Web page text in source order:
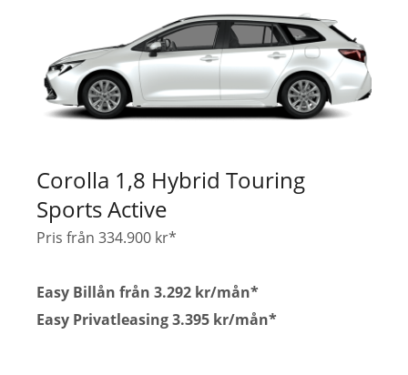
Corolla 1,8 Hybrid Touring
Sports Active
Pris från 334.900 kr*
Easy Billån från 3.292 kr/mån*
Easy Privatleasing 3.395 kr/mån*